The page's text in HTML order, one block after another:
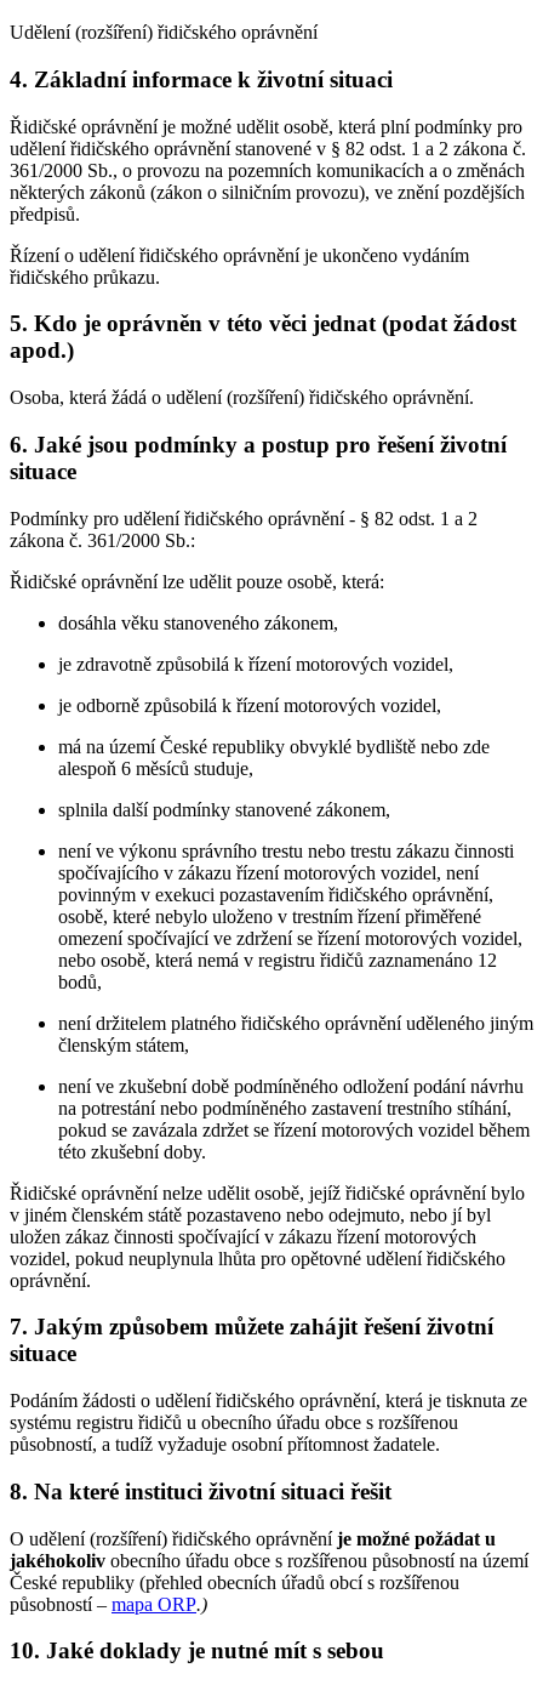
Udělení (rozšíření) řidičského oprávnění
4. Základní informace k životní situaci
Řidičské oprávnění je možné udělit osobě, která plní podmínky pro
udělení řidičského oprávnění stanovené v § 82 odst. 1 a 2 zákona č.
361/2000 Sb., o provozu na pozemních komunikacích a o změnách
některých zákonů (zákon o silničním provozu), ve znění pozdějších
předpisů.
Řízení o udělení řidičského oprávnění je ukončeno vydáním
řidičského průkazu.
5. Kdo je oprávněn v této věci jednat (podat žádost
apod.)
Osoba, která žádá o udělení (rozšíření) řidičského oprávnění.
6. Jaké jsou podmínky a postup pro řešení životní
situace
Podmínky pro udělení řidičského oprávnění - § 82 odst. 1 a 2
zákona č. 361/2000 Sb.:
Řidičské oprávnění lze udělit pouze osobě, která:
dosáhla věku stanoveného zákonem,
je zdravotně způsobilá k řízení motorových vozidel,
je odborně způsobilá k řízení motorových vozidel,
má na území České republiky obvyklé bydliště nebo zde
alespoň 6 měsíců studuje,
splnila další podmínky stanovené zákonem,
není ve výkonu správního trestu nebo trestu zákazu činnosti
spočívajícího v zákazu řízení motorových vozidel, není
povinným v exekuci pozastavením řidičského oprávnění,
osobě, které nebylo uloženo v trestním řízení přiměřené
omezení spočívající ve zdržení se řízení motorových vozidel,
nebo osobě, která nemá v registru řidičů zaznamenáno 12
bodů,
není držitelem platného řidičského oprávnění uděleného jiným
členským státem,
není ve zkušební době podmíněného odložení podání návrhu
na potrestání nebo podmíněného zastavení trestního stíhání,
pokud se zavázala zdržet se řízení motorových vozidel během
této zkušební doby.
Řidičské oprávnění nelze udělit osobě, jejíž řidičské oprávnění bylo
v jiném členském státě pozastaveno nebo odejmuto, nebo jí byl
uložen zákaz činnosti spočívající v zákazu řízení motorových
vozidel, pokud neuplynula lhůta pro opětovné udělení řidičského
oprávnění.
7. Jakým způsobem můžete zahájit řešení životní
situace
Podáním žádosti o udělení řidičského oprávnění, která je tisknuta ze
systému registru řidičů u obecního úřadu obce s rozšířenou
působností, a tudíž vyžaduje osobní přítomnost žadatele.
8. Na které instituci životní situaci řešit
O udělení (rozšíření) řidičského oprávněníje možné požádat u
jakéhokoliv obecního úřadu obce s rozšířenou působností na území
České republiky (přehled obecních úřadů obcí s rozšířenou
působností – mapa ORP.)
10. Jaké doklady je nutné mít s sebou